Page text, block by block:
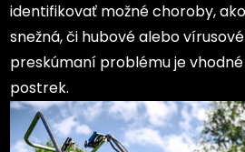
identifikovať možné choroby,
snežná, či hubové alebo
preskúmaní problému je
postrek.